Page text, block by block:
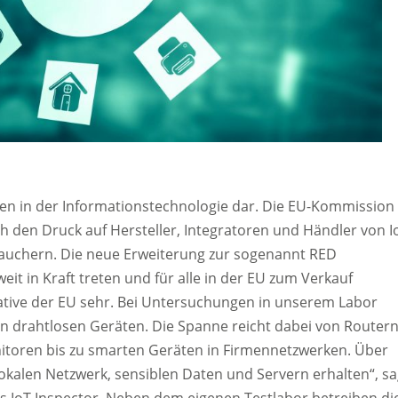
in der Informationstechnologie dar. Die EU-Kommission
Druck auf Hersteller, Integratoren und Händler von
Die neue Erweiterung zur sogenannt RED
in Kraft treten und für alle in der EU zum Verkauf
der EU sehr. Bei Untersuchungen in unserem Labor
drahtlosen Geräten. Die Spanne reicht dabei von Routern
bis zu smarten Geräten in Firmennetzwerken. Über
Netzwerk, sensiblen Daten und Servern erhalten“,